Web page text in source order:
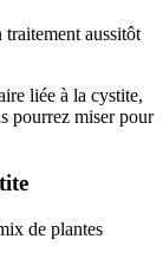
aussitôt
liée à la cystite,
pourrez miser pour
de plantes